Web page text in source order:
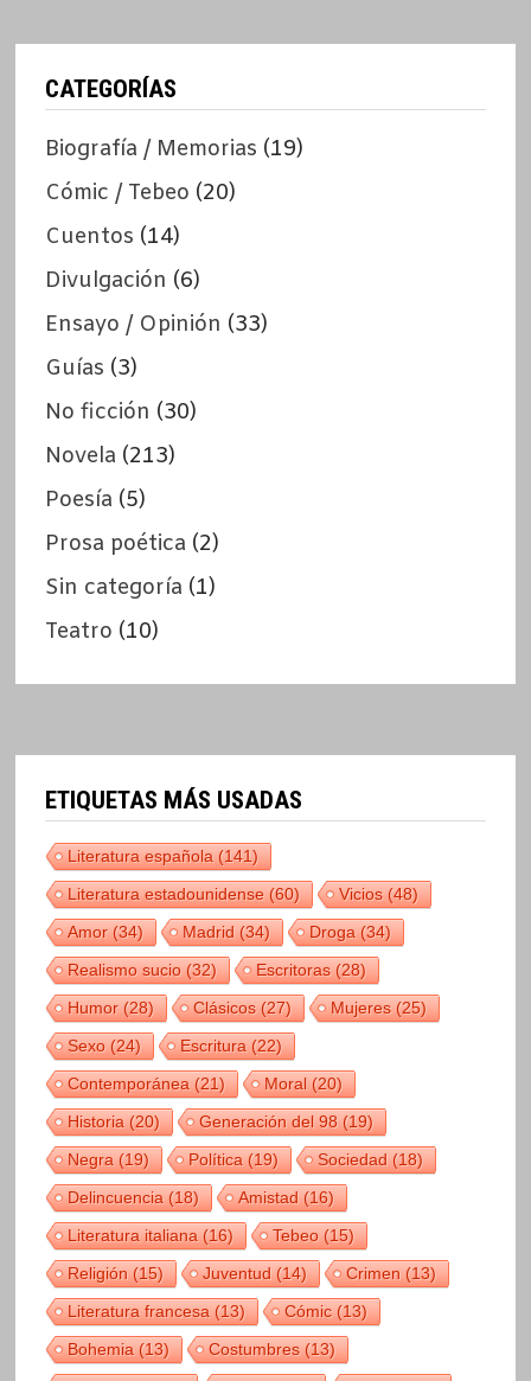
CATEGORÍAS
Biografía / Memorias (19)
Cómic / Tebeo (20)
Cuentos (14)
Divulgación (6)
Ensayo / Opinión (33)
Guías (3)
No ficción (30)
Novela (213)
Poesía (5)
Prosa poética (2)
Sin categoría (1)
Teatro (10)
ETIQUETAS MÁS USADAS
Literatura española(141)
Literatura estadounidense(60) Vicios(48)
Amor(34) Madrid(34) Droga(34)
Realismo sucio(32) Escritoras(28)
Humor(28) Clásicos(27) Mujeres(25)
Sexo(24) Escritura(22)
Contemporánea(21) Moral(20)
Historia(20) Generación del 98(19)
Negra(19) Política(19) Sociedad(18)
Delincuencia(18) Amistad(16)
Literatura italiana(16) Tebeo(15)
Religión(15) Juventud(14) Crimen(13)
Literatura francesa(13) Cómic(13)
Bohemia(13) Costumbres(13)